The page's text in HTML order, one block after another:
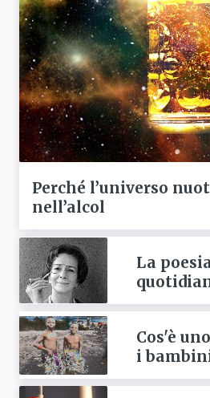
Perché l’universo
nell’alcol
La
Cos'è
i